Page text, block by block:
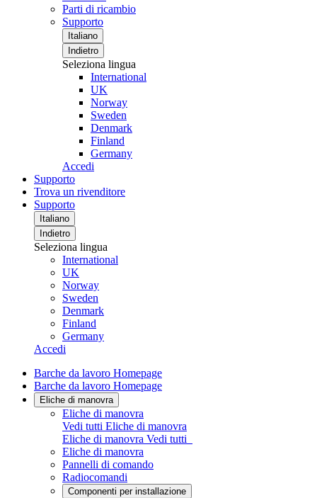
Parti di ricambio
Supporto
Italiano
Indietro
Seleziona lingua
International
UK
Norway
Sweden
Denmark
Finland
Germany
Accedi
Supporto
Trova un rivenditore
Supporto
Italiano
Indietro
Seleziona lingua
International
UK
Norway
Sweden
Denmark
Finland
Germany
Accedi
Barche da lavoro Homepage
Barche da lavoro Homepage
Eliche di manovra
Eliche di manovra
Vedi tutti Eliche di manovra
Eliche di manovra Vedi tutti
Eliche di manovra
Pannelli di comando
Radiocomandi
Componenti per installazione